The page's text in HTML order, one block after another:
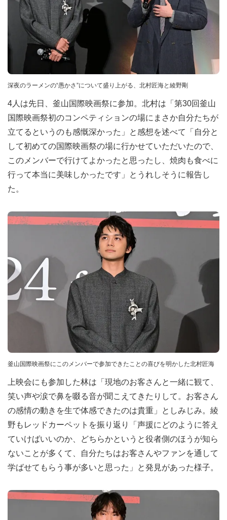
深夜のラーメンの“愚かさ”について盛り上がる、北村匠海と綾野剛
4人は先日、釜山国際映画祭に参加。北村は「第30回釜山
国際映画祭初のコンペティションの場にまさか自分たちが
立てるというのも感慨深かった」と感想を述べて「自分と
して初めての国際映画祭の場に行かせていただいたので、
このメンバーで行けてよかったと思ったし、焼肉も食べに
行って本当に美味しかったです」とうれしそうに報告し
た。
釜山国際映画祭にこのメンバーで参加できたことの喜びを明かした北村匠海
上映会にも参加した林は「現地のお客さんと一緒に観て、
笑い声や涙で鼻を啜る音が聞こえてきたりして。お客さん
の感情の動きを生で体感できたのは貴重」としみじみ。綾
野もレッドカーペットを振り返り「声援にどのように答え
ていけばいいのか、どちらかというと役者側のほうが知ら
ないことが多くて、自分たちはお客さんやファンを通して
学ばせてもらう事が多いと思った」と発見があった様子。